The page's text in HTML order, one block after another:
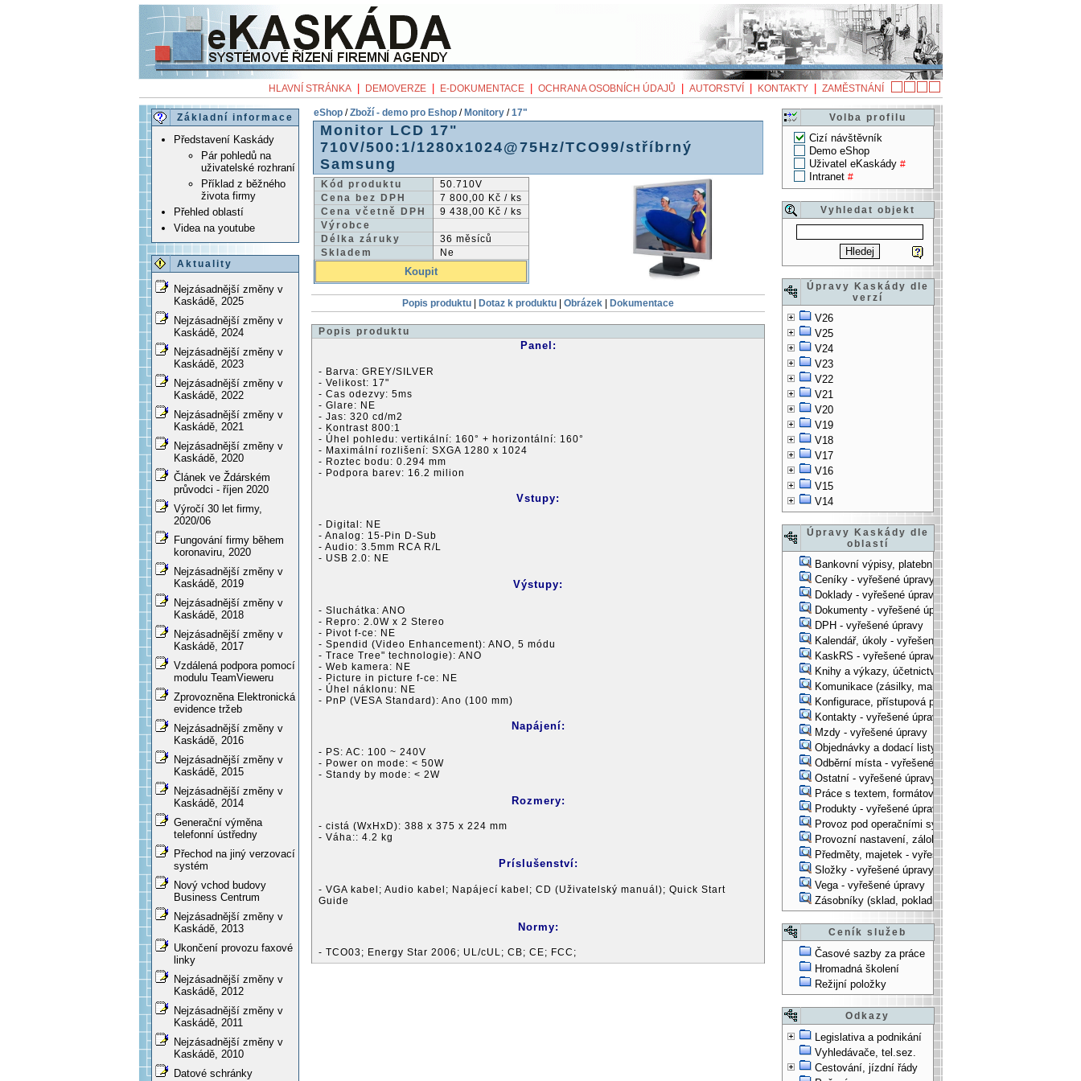
HLAVNÍ STRÁNKA DEMOVERZE E-DOKUMENTACE OCHRANA OSOBNÍCH ÚDAJŮ AUTORSTVÍ KONTAKTY ZAMĚSTNÁNÍ
Základní informace
Představení Kaskády
Pár pohledů na
uživatelské rozhraní
Příklad z běžného
života firmy
Přehled oblastí
Videa na youtube
Aktuality
Nejzásadnější změny v
Kaskádě, 2025
Nejzásadnější změny v
Kaskádě, 2024
Nejzásadnější změny v
Kaskádě, 2023
Nejzásadnější změny v
Kaskádě, 2022
Nejzásadnější změny v
Kaskádě, 2021
Nejzásadnější změny v
Kaskádě, 2020
Článek ve Ždárském
průvodci - říjen 2020
Výročí 30 let firmy,
2020/06
Fungování firmy během
koronaviru, 2020
Nejzásadnější změny v
Kaskádě, 2019
Nejzásadnější změny v
Kaskádě, 2018
Nejzásadnější změny v
Kaskádě, 2017
Vzdálená podpora pomocí
modulu TeamVieweru
Zprovozněna Elektronická
evidence tržeb
Nejzásadnější změny v
Kaskádě, 2016
Nejzásadnější změny v
Kaskádě, 2015
Nejzásadnější změny v
Kaskádě, 2014
Generační výměna
telefonní ústředny
Přechod na jiný verzovací
systém
Nový vchod budovy
Business Centrum
Nejzásadnější změny v
Kaskádě, 2013
Ukončení provozu faxové
linky
Nejzásadnější změny v
Kaskádě, 2012
Nejzásadnější změny v
Kaskádě, 2011
Nejzásadnější změny v
Kaskádě, 2010
Datové schránky
Volba profilu
Cizí návštěvník
Demo eShop
Uživatel eKaskády #
Intranet #
Vyhledat objekt
Úpravy Kaskády dle
verzí
V26
V25
V24
V23
V22
V21
V20
V19
V18
V17
V16
V15
V14
Úpravy Kaskády dle
oblastí
Bankovní výpisy, platební příkazy - vyřešené úpravy
Ceníky - vyřešené úpravy
Doklady - vyřešené úpravy
Dokumenty - vyřešené úpravy
DPH - vyřešené úpravy
Kalendář, úkoly - vyřešené úpravy
KaskRS - vyřešené úpravy
Knihy a výkazy, účetnictví - vyřešené úpravy
Komunikace (zásilky, mail-systém, ...) - vyřešené úpravy
Konfigurace, přístupová práva, ... - vyřešené úpravy
Kontakty - vyřešené úpravy
Mzdy - vyřešené úpravy
Objednávky a dodací listy - vyřešené úpravy
Odběrní místa - vyřešené úpravy
Ostatní - vyřešené úpravy
Práce s textem, formátování, ... - vyřešené úpravy
Produkty - vyřešené úpravy
Provoz pod operačními systémy, technologické věci -
Provozní nastavení, zálohování, instalace, ... -
Předměty, majetek - vyřešené úpravy
Složky - vyřešené úpravy
Vega - vyřešené úpravy
Zásobníky (sklad, pokladna, bank. účet) - vyřešené
Ceník služeb
Časové sazby za práce
Hromadná školení
Režijní položky
Odkazy
Legislativa a podnikání
Vyhledávače, tel.sez.
Cestování, jízdní řády
eShop /Zboží - demo pro Eshop / Monitory /17"
Monitor LCD 17"
710V/500:1/1280x1024@75Hz/TCO99/stříbrný
Samsung
Kód produktu
50.710V
Cena bez DPH
7 800,00 Kč / ks
Cena včetně DPH
9 438,00 Kč / ks
Výrobce
Délka záruky
36 měsíců
Skladem
Ne
Koupit
Popis produktu Dotaz k produktu Obrázek Dokumentace
Popis produktu
Panel:
- Barva: GREY/SILVER
- Velikost: 17"
- Cas odezvy: 5ms
- Glare: NE
- Jas: 320 cd/m2
- Kontrast 800:1
- Úhel pohledu: vertikální: 160° + horizontální: 160°
- Maximální rozlišení: SXGA 1280 x 1024
- Roztec bodu: 0.294 mm
- Podpora barev: 16.2 milion
Vstupy:
- Digital: NE
- Analog: 15-Pin D-Sub
- Audio: 3.5mm RCA R/L
- USB 2.0: NE
Výstupy:
- Sluchátka: ANO
- Repro: 2.0W x 2 Stereo
- Pivot f-ce: NE
- Spendid (Video Enhancement): ANO, 5 módu
- Trace Tree" technologie): ANO
- Web kamera: NE
- Picture in picture f-ce: NE
- Úhel náklonu: NE
- PnP (VESA Standard): Ano (100 mm)
Napájení:
- PS: AC: 100 ~ 240V
- Power on mode: < 50W
- Standy by mode: < 2W
Rozmery:
- cistá (WxHxD): 388 x 375 x 224 mm
- Váha:: 4.2 kg
Príslušenství:
- VGA kabel; Audio kabel; Napájecí kabel; CD (Uživatelský manuál); Quick Start
Guide
Normy:
- TCO03; Energy Star 2006; UL/cUL; CB; CE; FCC;